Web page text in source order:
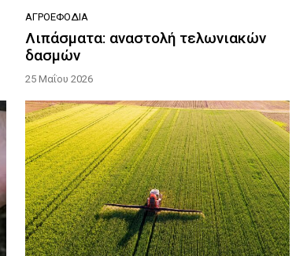
ΑΓΡΟΕΦΌΔΙΑ
Λιπάσματα: αναστολή τελωνιακών
δασμών
25 Μαΐου 2026